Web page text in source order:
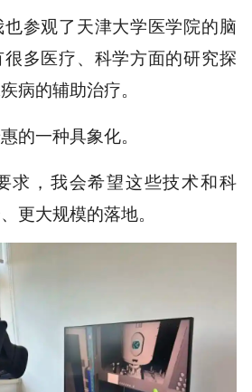
参观了天津大学医学院的脑
多医疗、科学方面的研究探
病的辅助治疗。
的一种具象化。
求，我会希望这些技术和科
更大规模的落地。